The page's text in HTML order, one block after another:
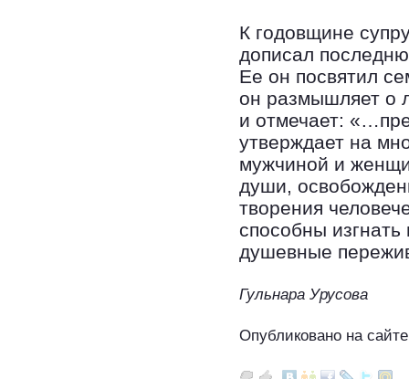
К годовщине
дописал
Ее он посвятил
он размышляет о
и отмечает:
утверждает на
мужчиной и
души,
творения
способны
душевные
Гульнара Урусова
Опубликовано на